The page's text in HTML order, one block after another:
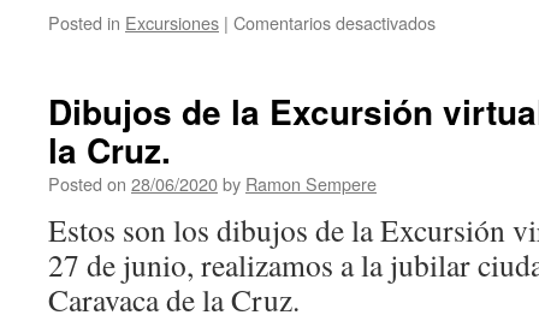
Posted in Excursiones | Comentarios desactivados
Mojácar.
Dibujos de la Excursión
la Cruz.
Posted on 28/06/2020by Ramon Sempere
Estos son los dibujos de la Excursión
27 de junio, realizamos a la jubilar
Caravaca de la Cruz.